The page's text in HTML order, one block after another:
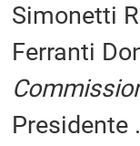
Simonetti
Ferranti
Presidente